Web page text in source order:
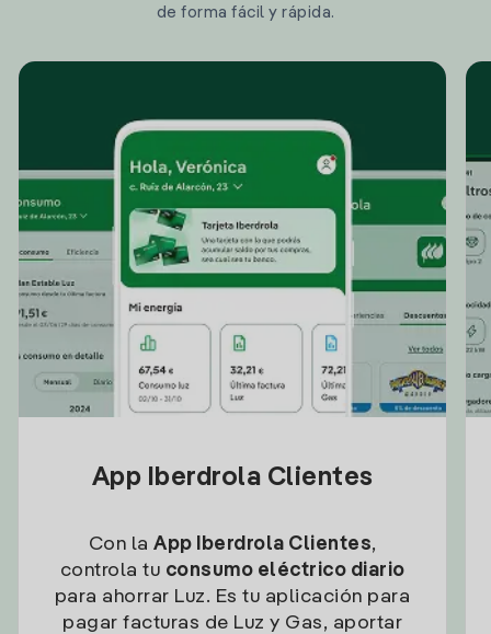
de forma fácil y rápida.
App Iberdrola Clientes
Con la App Iberdrola Clientes,
controla tu consumo eléctrico diario
para ahorrar Luz. Es tu aplicación para
pagar facturas de Luz y Gas, aportar